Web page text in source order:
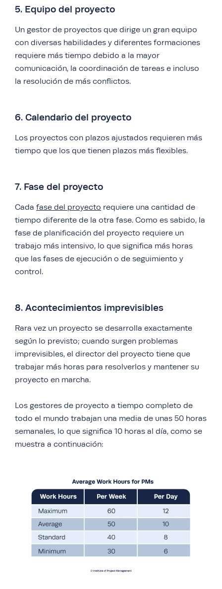
5. Equipo del proyecto
Un gestor de proyectos que dirige un gran equipo
con diversas habilidades y diferentes formaciones
requiere más tiempo debido a la mayor
comunicación, la coordinación de tareas e incluso
la resolución de más conflictos.
6. Calendario del proyecto
Los proyectos con plazos ajustados requieren más
tiempo que los que tienen plazos más flexibles.
7. Fase del proyecto
Cada fase del proyecto requiere una cantidad de
tiempo diferente de la otra fase. Como es sabido, la
fase de planificación del proyecto requiere un
trabajo más intensivo, lo que significa más horas
que las fases de ejecución o de seguimiento y
control.
8. Acontecimientos imprevisibles
Rara vez un proyecto se desarrolla exactamente
según lo previsto; cuando surgen problemas
imprevisibles, el director del proyecto tiene que
trabajar más horas para resolverlos y mantener su
proyecto en marcha.
Los gestores de proyecto a tiempo completo de
todo el mundo trabajan una media de unas 50 horas
semanales, lo que significa 10 horas al día, como se
muestra a continuación: